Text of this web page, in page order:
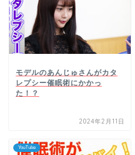
モデルのあんじゅさんがカタ
レプシー催眠術にかかっ
た！？
2024年2月11日
YouTube